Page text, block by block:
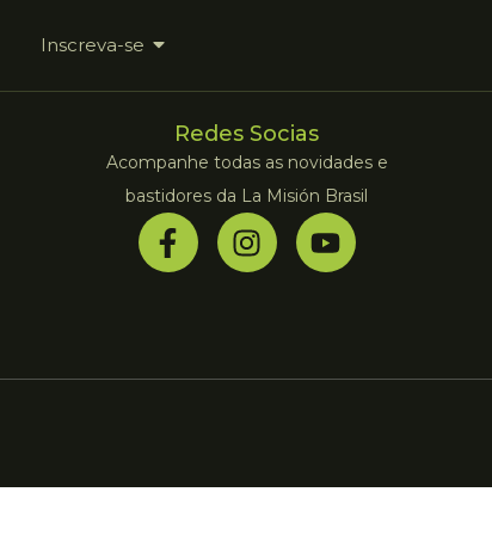
Inscreva-se
Redes Socias
Acompanhe todas as novidades e
bastidores da La Misión Brasil